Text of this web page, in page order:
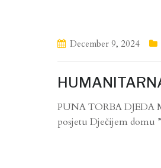
December 9, 2024
PUNA TORBA DJEDA
posjetu Dječijem domu